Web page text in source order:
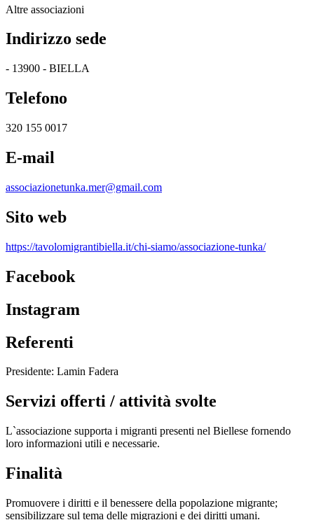
Altre associazioni
Indirizzo sede
- 13900 - BIELLA
Telefono
320 155 0017
E-mail
associazionetunka.mer@gmail.com
Sito web
https://tavolomigrantibiella.it/chi-siamo/associazione-tunka/
Facebook
Instagram
Referenti
Presidente: Lamin Fadera
Servizi offerti / attività svolte
L`associazione supporta i migranti presenti nel Biellese fornendo
loro informazioni utili e necessarie.
Finalità
Promuovere i diritti e il benessere della popolazione migrante;
sensibilizzare sul tema delle migrazioni e dei diritti umani.